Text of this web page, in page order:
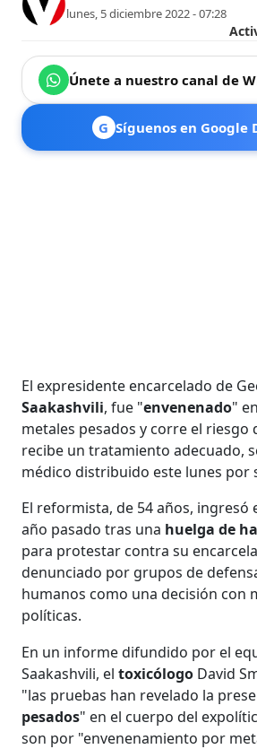
lunes, 5 diciembre 2022 - 07:28
Únete a nuestro canal de
G Síguenos en Google
El expresidente encarcelado de
Saakashvili, fue "envenenado"
metales pesados y corre el riesgo
recibe un tratamiento adecuado,
médico distribuido este lunes por
El reformista, de 54 años, ingresó
año pasado tras una huelga de
para protestar contra su
denunciado por grupos de
humanos como una decisión con
políticas.
En un informe difundido por el
Saakashvili, eltoxicólogo David
"las pruebas han revelado la
pesados" en el cuerpo del
son por "envenenamiento por